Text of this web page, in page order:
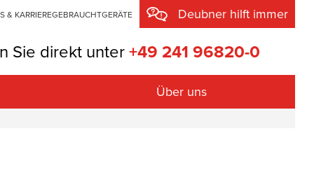
& KARRIEREGEBRAUCHTGERÄTE Deubner hilft immer
Sie direkt unter+49 241 96820-0
Über uns